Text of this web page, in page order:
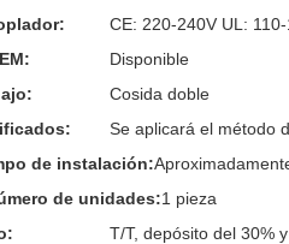
CE: 220-240V UL:
Disponible
Cosida doble
Se aplicará el método
de instalación:
de unidades:1 pieza
T/T, depósito del 30%